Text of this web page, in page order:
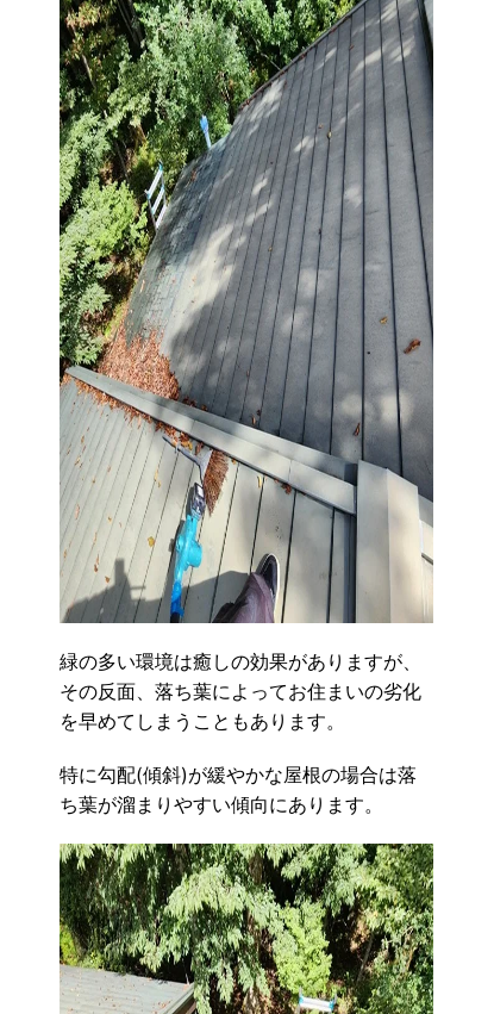
緑の多い環境は癒しの効果がありますが、
その反面、落ち葉によってお住まいの劣化
を早めてしまうこともあります。
特に勾配(傾斜)が緩やかな屋根の場合は落
ち葉が溜まりやすい傾向にあります。